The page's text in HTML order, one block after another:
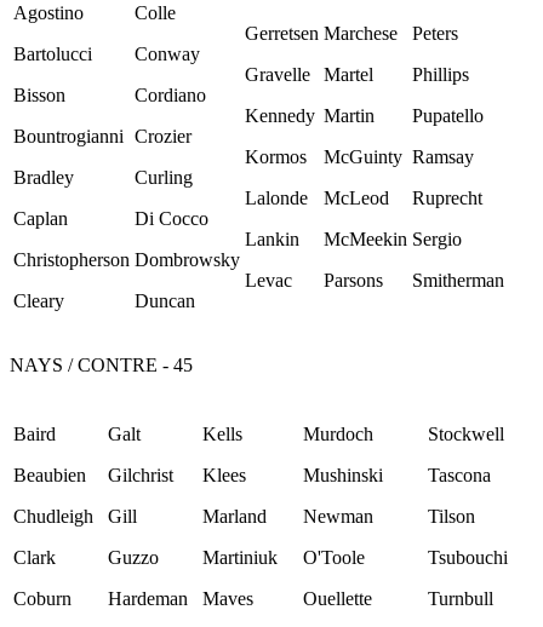
Agostino
Bartolucci
Bisson
Bountrogianni
Bradley
Caplan
Christopherson
Cleary
Colle
Conway
Cordiano
Crozier
Curling
Di Cocco
Dombrowsky
Duncan
Gerretsen
Gravelle
Kennedy
Kormos
Lalonde
Lankin
Levac
Marchese
Martel
Martin
McGuinty
McLeod
McMeekin
Parsons
Peters
Phillips
Pupatello
Ramsay
Ruprecht
Sergio
Smitherman
NAYS / CONTRE - 45
Baird
Beaubien
Chudleigh
Clark
Coburn
Galt
Gilchrist
Gill
Guzzo
Hardeman
Kells
Klees
Marland
Martiniuk
Maves
Murdoch
Mushinski
Newman
O'Toole
Ouellette
Stockwell
Tascona
Tilson
Tsubouchi
Turnbull